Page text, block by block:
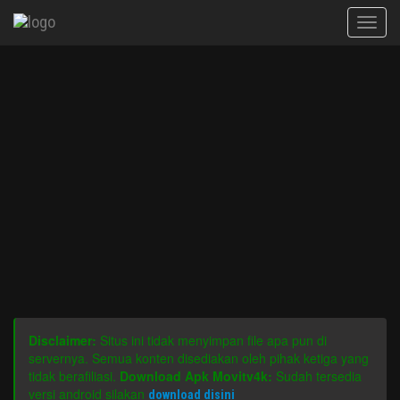
Toggle
Disclaimer: Situs ini tidak menyimpan file apa pun di
servernya. Semua konten disediakan oleh pihak ketiga yang
tidak berafiliasi. Download Apk Movitv4k: Sudah tersedia
versi android silakan download disini